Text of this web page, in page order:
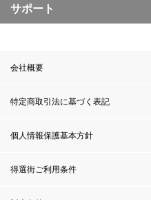
サポート
会社概要
特定商取引法に基づく表記
個人情報保護基本方針
得選街ご利用条件